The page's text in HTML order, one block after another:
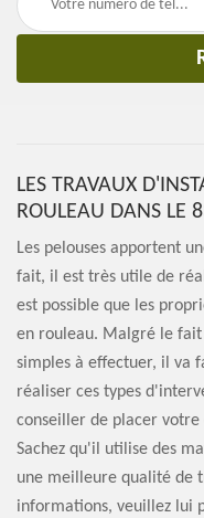
LES TRAVAUX
ROULEAU DANS LE
Les pelouses apportent
fait, il est très utile de
est possible que les
en rouleau. Malgré le
simples à effectuer, il va
réaliser ces types
conseiller de placer votre
Sachez qu'il utilise des
une meilleure qualité de
informations, veuillez lui